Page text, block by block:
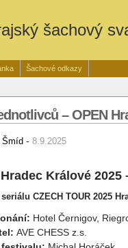
šachový
Šachové odkazy
– OPEN
Šmíd - 8.9.2025
Králové
CZECH TOUR 2025
Hotel Černigov,
AVE CHESS z.s.